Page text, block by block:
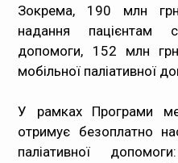
Зокрема, 190 млн
надання пацієнтам
допомоги, 152 млн
мобільної паліативної
У рамках Програми
отримує безоплатно
паліативної